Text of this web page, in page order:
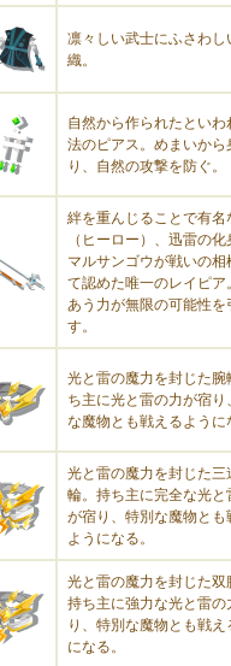
凛々しい武士にふさわし
織。
自然から作られたといわ
法のピアス。めまいから
り、自然の攻撃を防ぐ。
絆を重んじることで有名
（ヒーロー）、迅雷の
マルサンゴウが戦いの相
て認めた唯一のレイピア
あう力が無限の可能性を
す。
光と雷の魔力を封じた腕
ち主に光と雷の力が宿り
な魔物とも戦えるように
光と雷の魔力を封じた三
輪。持ち主に完全な光と
が宿り、特別な魔物とも
ようになる。
光と雷の魔力を封じた双
持ち主に強力な光と雷の
り、特別な魔物とも戦え
になる。